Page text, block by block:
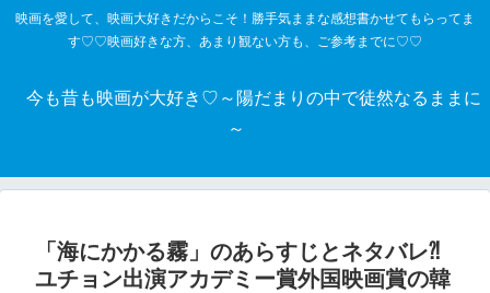
映画を愛して、映画大好きだからこそ！勝手気ままな感想書かせてもらってま
す♡♡映画好きな方、あまり観ない方も、ご参考までに♡♡
今も昔も映画が大好き♡～陽だまりの中で徒然なるままに
～
「海にかかる霧」のあらすじとネタバレ⁈
ユチョン出演アカデミー賞外国映画賞の韓